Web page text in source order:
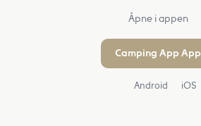
Åpne i appen
Camping App App
Android iOS